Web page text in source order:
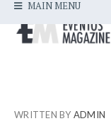
MAIN MENU
WRITTEN BY ADMIN